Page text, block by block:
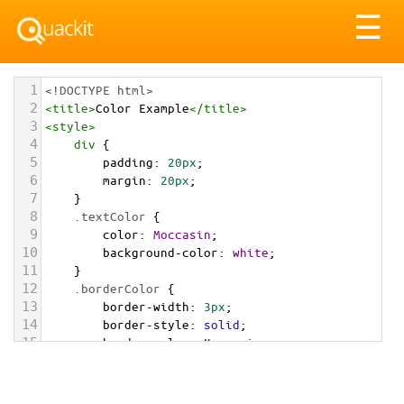
☰
1 <!DOCTYPE html>
2 <title>Color Example</title>
3 <style>
4 div {
5 padding: 20px;
6 margin: 20px;
7 }
8 .textColor {
9 color: Moccasin;
10 background-color: white;
11 }
12 .borderColor {
13 border-width: 3px;
14 border-style: solid;
15 border-color: Moccasin;